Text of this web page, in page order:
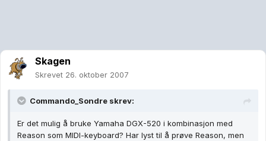
Skagen
Skrevet 26. oktober 2007
Commando_Sondre skrev:
Er det mulig å bruke Yamaha DGX-520 i kombinasjon med
Reason som MIDI-keyboard? Har lyst til å prøve Reason, men